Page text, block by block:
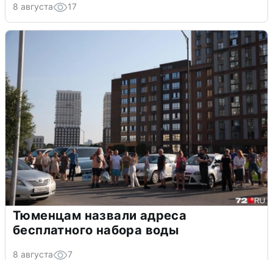
8 августа 17
Тюменцам назвали адреса
бесплатного набора воды
8 августа 7